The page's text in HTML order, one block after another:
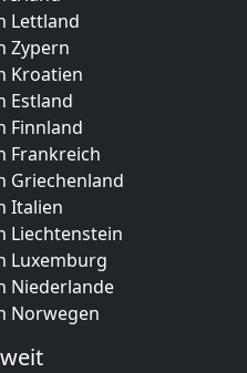
Lettland
Zypern
Kroatien
Estland
Finnland
Frankreich
Griechenland
Italien
Liechtenstein
Luxemburg
Niederlande
Norwegen